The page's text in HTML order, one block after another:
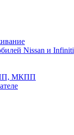
Nissan и Infiniti
МКПП